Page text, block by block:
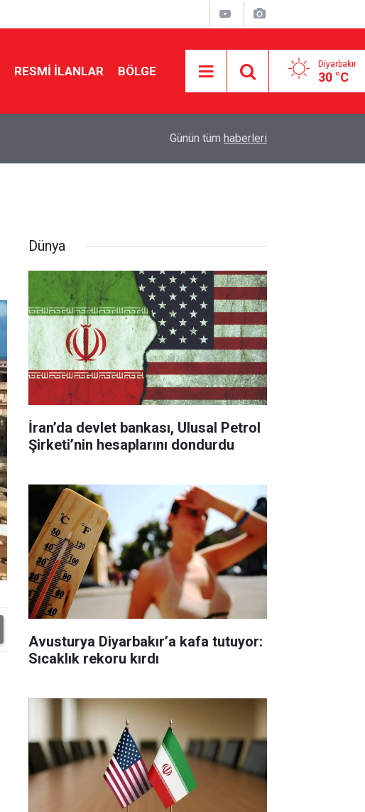
RESMI İLANLAR BÖLGE Diyarbakır
30 °C
Amedspor, Muhammed Salah’ı ağırlayacak
Günün tüm haberleri
Dünya
İran’da devlet bankası, Ulusal Petrol
Şirketi’nin hesaplarını dondurdu
Avusturya Diyarbakır’a kafa tutuyor:
Sıcaklık rekoru kırdı